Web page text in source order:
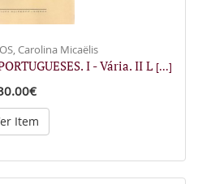
Carolina Micaëlis
I - Vária. II L [...]
Item